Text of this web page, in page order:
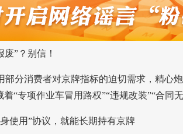
废”？别信！
部分消费者对京牌指标的迫切需求，精心
“专项作业车冒用路权”“违规改装”“合同
使用”协议，就能长期持有京牌